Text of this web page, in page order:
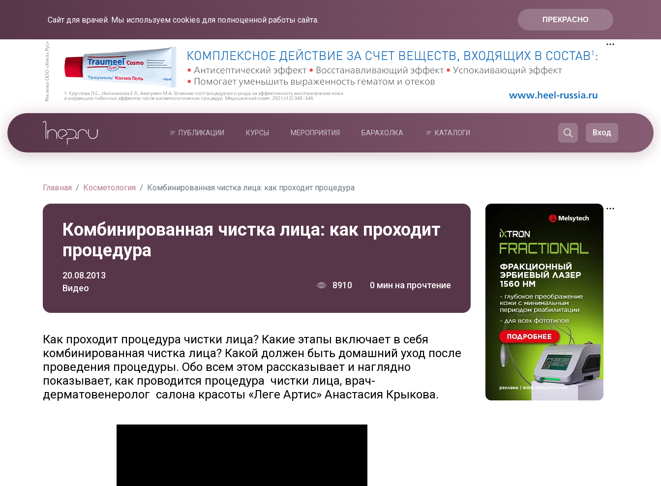
ПРЕКРАСНО
Сайт для врачей. Мы используем cookies для полноценной работы сайта.
ПУБЛИКАЦИИ КУРСЫ МЕРОПРИЯТИЯ БАРАХОЛКА КАТАЛОГИ Вход
Главная Косметология Комбинированная чистка лица: как проходит процедура
Комбинированная чистка лица: как проходит
процедура
20.08.2013
Видео
8910 0 мин на прочтение
Как проходит процедура чистки лица? Какие этапы включает в себя
комбинированная чистка лица? Какой должен быть домашний уход после
проведения процедуры. Обо всем этом рассказывает и наглядно
показывает, как проводится процедура чистки лица, врач-
дерматовенеролог салона красоты «Леге Артис» Анастасия Крыкова.